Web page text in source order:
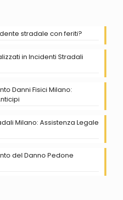
stradale con feriti?
in Incidenti Stradali
Danni Fisici Milano:
Milano: Assistenza Legale
del Danno Pedone